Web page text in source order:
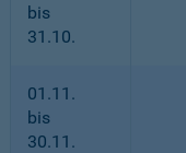
bis
31.10.
01.11.
bis
30.11.